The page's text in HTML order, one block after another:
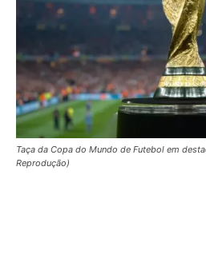
Taça da Copa do Mundo de Futebol em
Reprodução)